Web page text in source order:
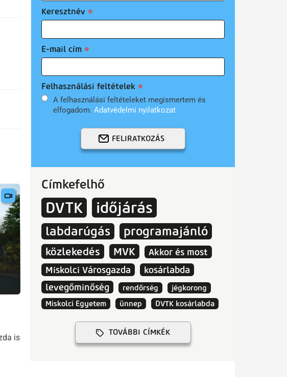
is
Keresztnév
E-mail cím
Felhasználási feltételek
A felhasználási feltételeket megismertem és
elfogadom. Adatvédelmi nyilatkozat
FELIRATKOZÁS
Címkefelhő
DVTK időjárás
labdarúgás programajánló
közlekedés MVK
Akkor és most
Miskolci Városgazda
kosárlabda
levegőminőség
rendőrség
jégkorong
Miskolci Egyetem
ünnep DVTK kosárlabda
TOVÁBBI CÍMKÉK